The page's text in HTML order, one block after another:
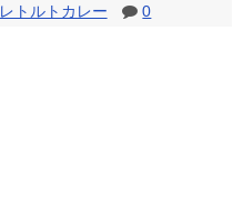
レトルトカレー 0